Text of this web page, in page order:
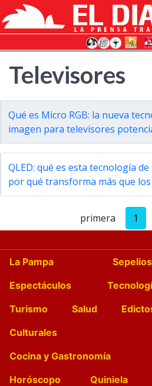
Televisores
Qué es Micro RGB: la nueva
imagen para televisores
QLED: qué es esta tecnología
por qué transforma más que
primera 1
La Pampa Sepelios
Espectáculos
Turismo
Salud
Culturales
Cocina y Gastronomía
Horóscopo
Quiniela